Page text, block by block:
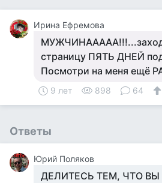
Ирина Ефремова
страницу ПЯТЬ ДНЕЙ
Посмотри на меня ещё
9 лет 898 64
Ответы
Юрий Поляков
ДЕЛИТЕСЬ ТЕМ, ЧТО